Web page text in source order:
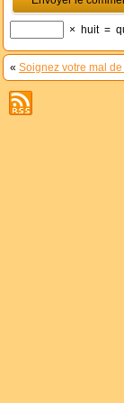
× huit =
« Soignez votre mal